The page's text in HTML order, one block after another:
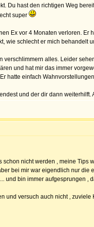
Du hast den richtigen Weg
super
Ex vor 4 Monaten verloren.
wie schlecht er mich behandelt
verschlimmern alles. Leider
und hat mir das immer
hatte einfach
und der dir dann
schon nicht werden , meine
bei mir war eigendlich nur die
und bin immer aufgesprungen
und versuch auch nicht ,